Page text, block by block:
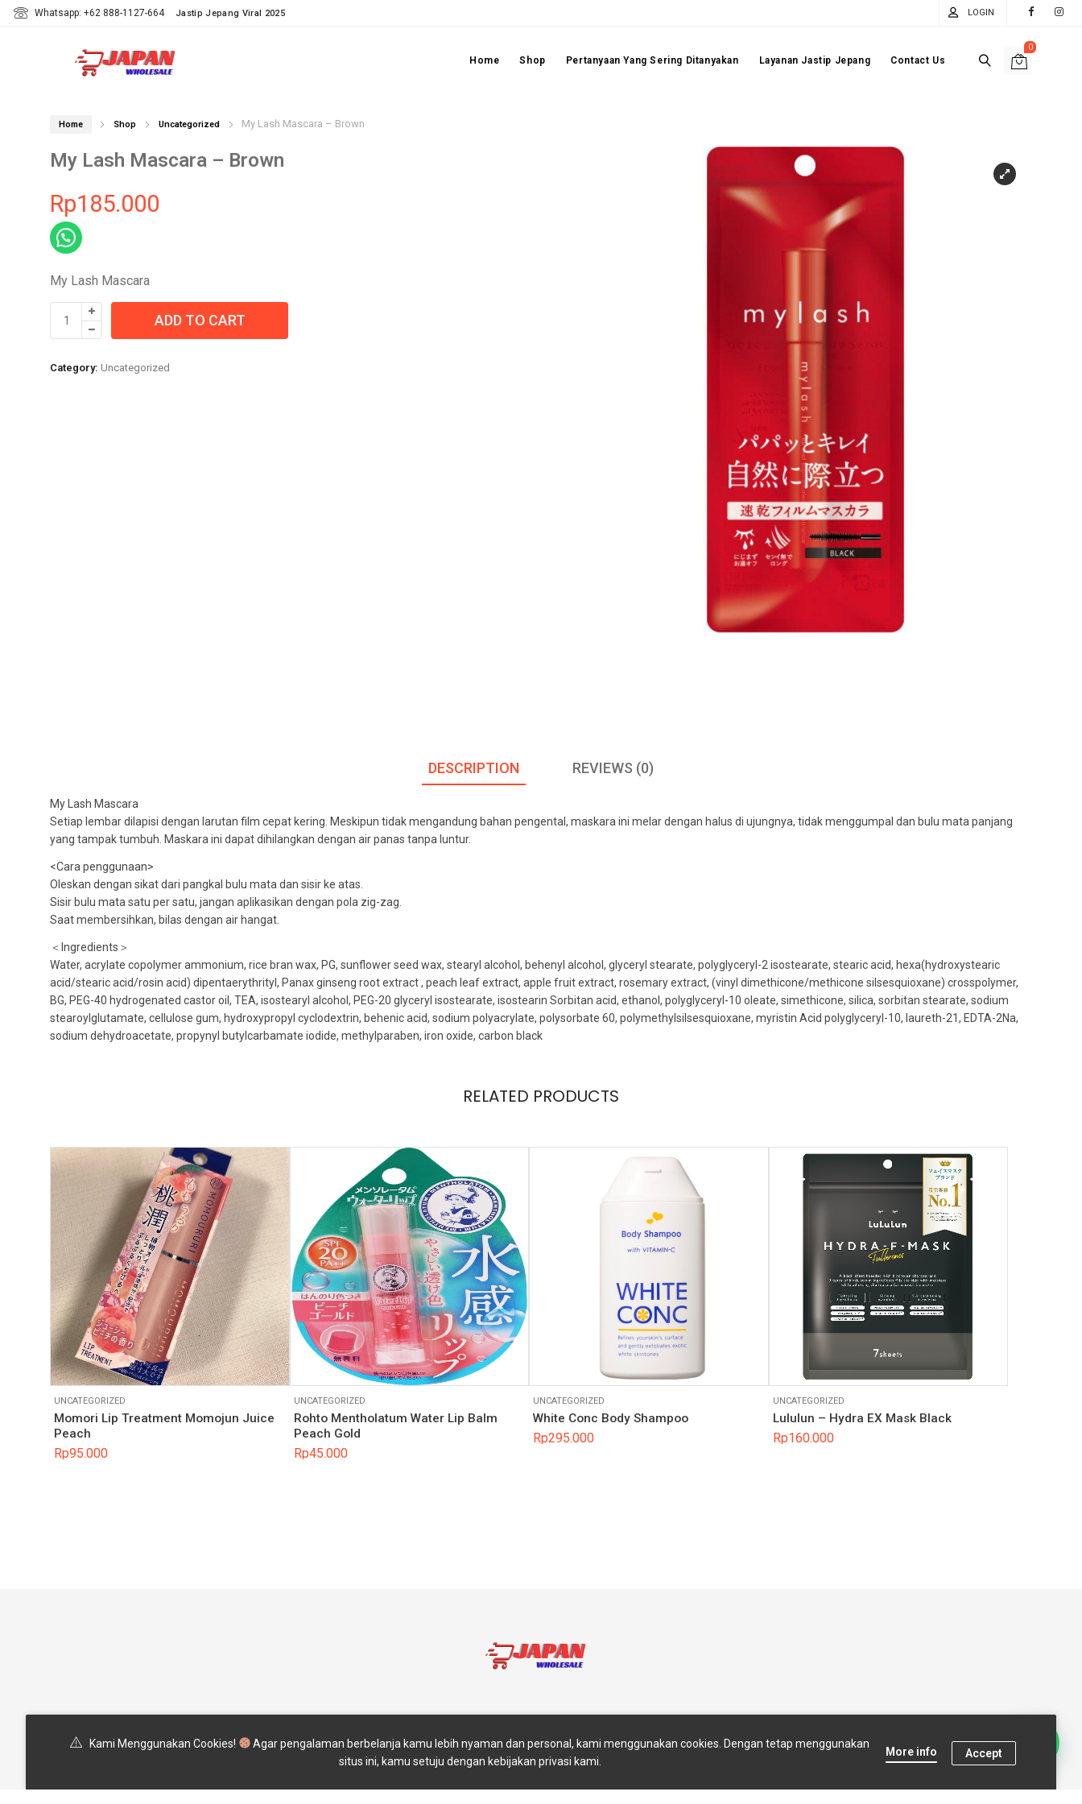
Whatsapp: +62 888-1127-664 Jastip Jepang Viral 2025 LOGIN
0
Home Shop Pertanyaan Yang Sering Ditanyakan Layanan Jastip Jepang Contact Us
Home Shop Uncategorized My Lash Mascara – Brown
My Lash Mascara – Brown
Rp185.000
My Lash Mascara
Lash Mascara
Brown
ADD TO CART
Category: Uncategorized
DESCRIPTION REVIEWS (0)
My Lash Mascara
Setiap lembar dilapisi dengan larutan film cepat kering. Meskipun tidak mengandung bahan pengental, maskara ini melar dengan halus di ujungnya, tidak menggumpal dan bulu mata panjang
yang tampak tumbuh. Maskara ini dapat dihilangkan dengan air panas tanpa luntur.
<Cara penggunaan>
Oleskan dengan sikat dari pangkal bulu mata dan sisir ke atas.
Sisir bulu mata satu per satu, jangan aplikasikan dengan pola zig-zag.
Saat membersihkan, bilas dengan air hangat.
＜Ingredients＞
Water, acrylate copolymer ammonium, rice bran wax, PG, sunflower seed wax, stearyl alcohol, behenyl alcohol, glyceryl stearate, polyglyceryl-2 isostearate, stearic acid, hexa(hydroxystearic
acid/stearic acid/rosin acid) dipentaerythrityl, Panax ginseng root extract , peach leaf extract, apple fruit extract, rosemary extract, (vinyl dimethicone/methicone silsesquioxane) crosspolymer,
BG, PEG-40 hydrogenated castor oil, TEA, isostearyl alcohol, PEG-20 glyceryl isostearate, isostearin Sorbitan acid, ethanol, polyglyceryl-10 oleate, simethicone, silica, sorbitan stearate, sodium
stearoylglutamate, cellulose gum, hydroxypropyl cyclodextrin, behenic acid, sodium polyacrylate, polysorbate 60, polymethylsilsesquioxane, myristin Acid polyglyceryl-10, laureth-21, EDTA-2Na,
sodium dehydroacetate, propynyl butylcarbamate iodide, methylparaben, iron oxide, carbon black
RELATED PRODUCTS
UNCATEGORIZED
Momori Lip Treatment Momojun Juice
Peach
Rp95.000
UNCATEGORIZED
Rohto Mentholatum Water Lip Balm
Peach Gold
Rp45.000
UNCATEGORIZED
White Conc Body Shampoo
Rp295.000
UNCATEGORIZED
Lululun – Hydra EX Mask Black
Rp160.000
Kami Menggunakan Cookies!
Agar pengalaman berbelanja kamu lebih nyaman dan personal, kami menggunakan cookies. Dengan tetap menggunakan
situs ini, kamu setuju dengan kebijakan privasi kami.
More info Accept